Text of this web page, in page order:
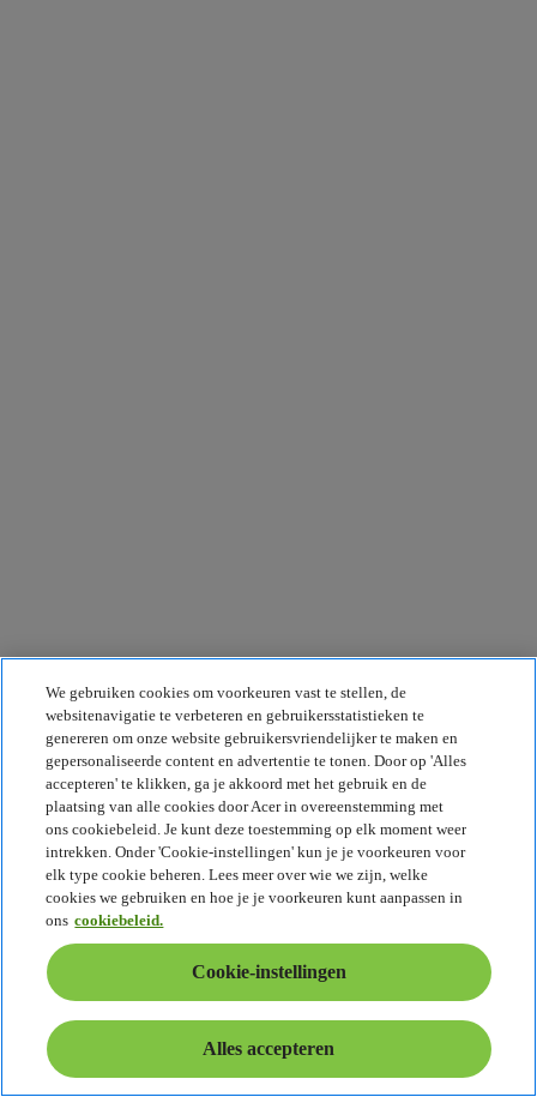
Copilot+ PC's zijn de snelste en intelligentste
Windows PC's ooit.
De volgende stap voor jou. Nu met AI.
Video bekijken
We gebruiken cookies om voorkeuren vast te stellen, de
websitenavigatie te verbeteren en gebruikersstatistieken te
genereren om onze website gebruikersvriendelijker te maken en
gepersonaliseerde content en advertentie te tonen. Door op 'Alles
accepteren' te klikken, ga je akkoord met het gebruik en de
plaatsing van alle cookies door Acer in overeenstemming met
ons cookiebeleid. Je kunt deze toestemming op elk moment weer
intrekken. Onder 'Cookie-instellingen' kun je je voorkeuren voor
elk type cookie beheren. Lees meer over wie we zijn, welke
cookies we gebruiken en hoe je je voorkeuren kunt aanpassen in
ons cookiebeleid.
Cookie-instellingen
Alles accepteren